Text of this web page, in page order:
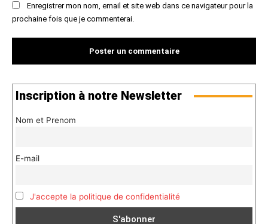
Enregistrer mon nom, email et site web dans ce navigateur pour la
prochaine fois que je commenterai.
Inscription à notre Newsletter
Nom et Prenom
E-mail
J'accepte la politique de confidentialité